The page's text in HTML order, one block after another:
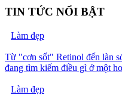
TIN TỨC NỔI BẬT
Làm đẹp
Từ "cơn sốt" Retinol đến làn
đang tìm kiếm điều gì ở một
Làm đẹp